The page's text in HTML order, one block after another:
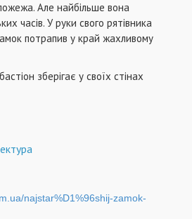
Але найбільше вона
часів. У руки свого рятівника
потрапив у край жахливому
зберігає у своїх стінах
najstar%D1%96shij-zamok-